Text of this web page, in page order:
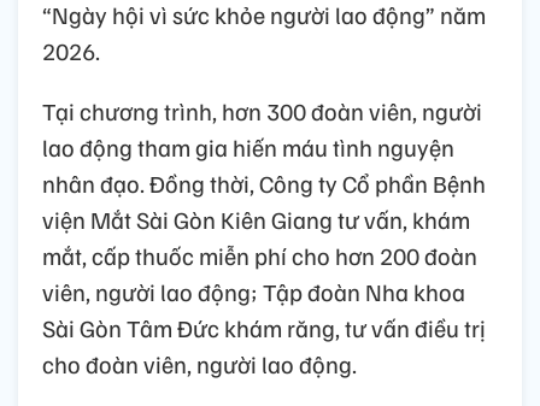
“Ngày hội vì sức khỏe người lao động” năm
2026.
Tại chương trình, hơn 300 đoàn viên, người
lao động tham gia hiến máu tình nguyện
nhân đạo. Đồng thời, Công ty Cổ phần Bệnh
viện Mắt Sài Gòn Kiên Giang tư vấn, khám
mắt, cấp thuốc miễn phí cho hơn 200 đoàn
viên, người lao động; Tập đoàn Nha khoa
Sài Gòn Tâm Đức khám răng, tư vấn điều trị
cho đoàn viên, người lao động.